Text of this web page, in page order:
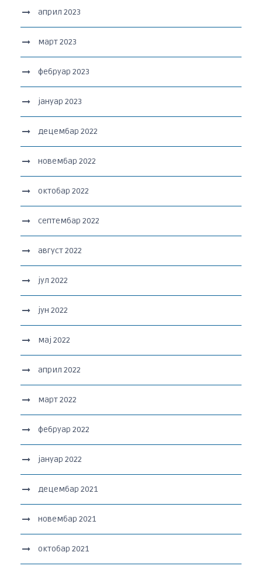
април 2023
март 2023
фебруар 2023
јануар 2023
децембар 2022
новембар 2022
октобар 2022
септембар 2022
август 2022
јул 2022
јун 2022
мај 2022
април 2022
март 2022
фебруар 2022
јануар 2022
децембар 2021
новембар 2021
октобар 2021